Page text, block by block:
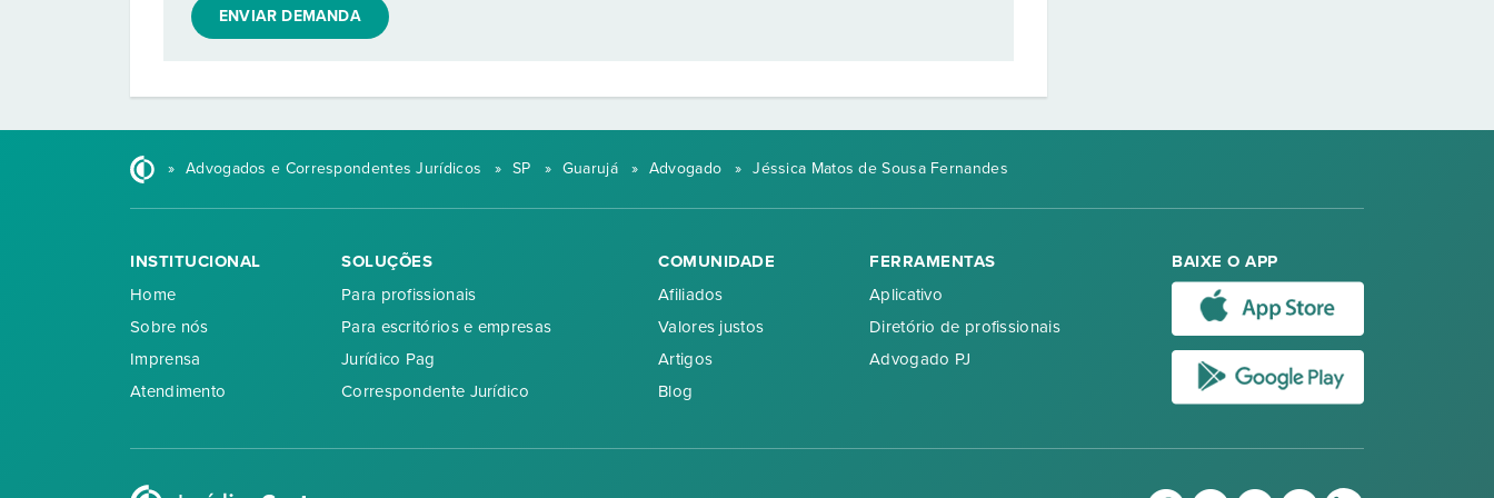
ENVIAR DEMANDA
» Advogados e Correspondentes Jurídicos » SP » Guarujá » Advogado » Jéssica Matos de Sousa Fernandes
INSTITUCIONAL
Home
Sobre nós
Imprensa
Atendimento
SOLUÇÕES
Para profissionais
Para escritórios e empresas
Jurídico Pag
Correspondente Jurídico
COMUNIDADE
Afiliados
Valores justos
Artigos
Blog
FERRAMENTAS
Aplicativo
Diretório de profissionais
Advogado PJ
BAIXE O APP